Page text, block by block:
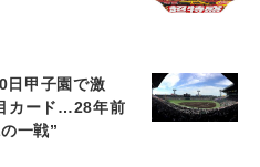
日甲子園で激
カード…28年前
一戦”